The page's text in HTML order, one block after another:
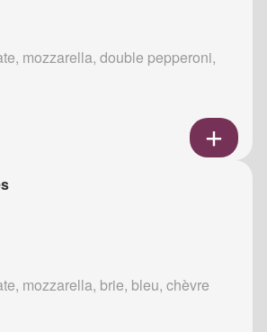
mozzarella, double pepperoni,
mozzarella, brie, bleu, chèvre